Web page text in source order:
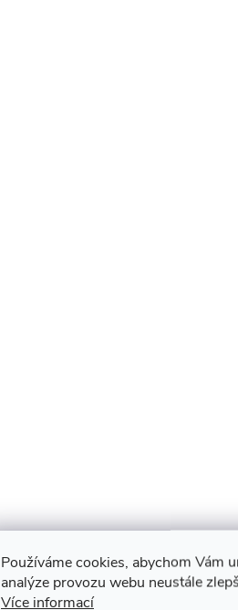
Používáme cookies, abychom Vám
analýze provozu webu neustále
Více informací